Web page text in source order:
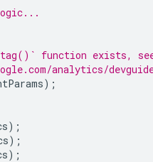
function exists,
analytics/
);
);
);
);